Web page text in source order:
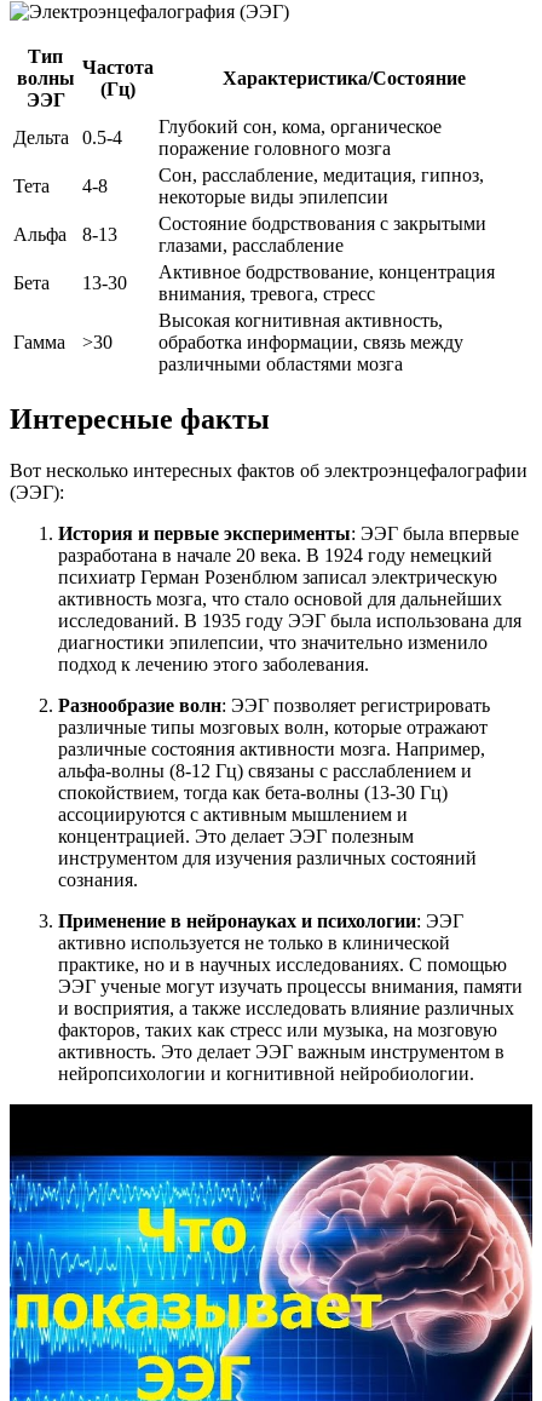
Тип
волны
ЭЭГ
Частота
(Гц)
Характеристика/Состояние
Дельта 0.5-4
Глубокий сон, кома, органическое
поражение головного мозга
Тета
4-8
Сон, расслабление, медитация, гипноз,
некоторые виды эпилепсии
Альфа
8-13
Состояние бодрствования с закрытыми
глазами, расслабление
Бета
13-30
Активное бодрствование, концентрация
внимания, тревога, стресс
Гамма >30
Высокая когнитивная активность,
обработка информации, связь между
различными областями мозга
Интересные факты
Вот несколько интересных фактов об электроэнцефалографии
(ЭЭГ):
История и первые эксперименты: ЭЭГ была впервые
разработана в начале 20 века. В 1924 году немецкий
психиатр Герман Розенблюм записал электрическую
активность мозга, что стало основой для дальнейших
исследований. В 1935 году ЭЭГ была использована для
диагностики эпилепсии, что значительно изменило
подход к лечению этого заболевания.
Разнообразие волн: ЭЭГ позволяет регистрировать
различные типы мозговых волн, которые отражают
различные состояния активности мозга. Например,
альфа-волны (8-12 Гц) связаны с расслаблением и
спокойствием, тогда как бета-волны (13-30 Гц)
ассоциируются с активным мышлением и
концентрацией. Это делает ЭЭГ полезным
инструментом для изучения различных состояний
сознания.
Применение в нейронауках и психологии: ЭЭГ
активно используется не только в клинической
практике, но и в научных исследованиях. С помощью
ЭЭГ ученые могут изучать процессы внимания, памяти
и восприятия, а также исследовать влияние различных
факторов, таких как стресс или музыка, на мозговую
активность. Это делает ЭЭГ важным инструментом в
нейропсихологии и когнитивной нейробиологии.